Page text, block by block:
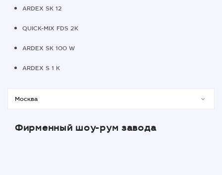
ARDEX SK 12
QUICK-MIX FDS 2K
ARDEX SK 100 W
ARDEX S 1 K
Фирменный шоу-рум завода